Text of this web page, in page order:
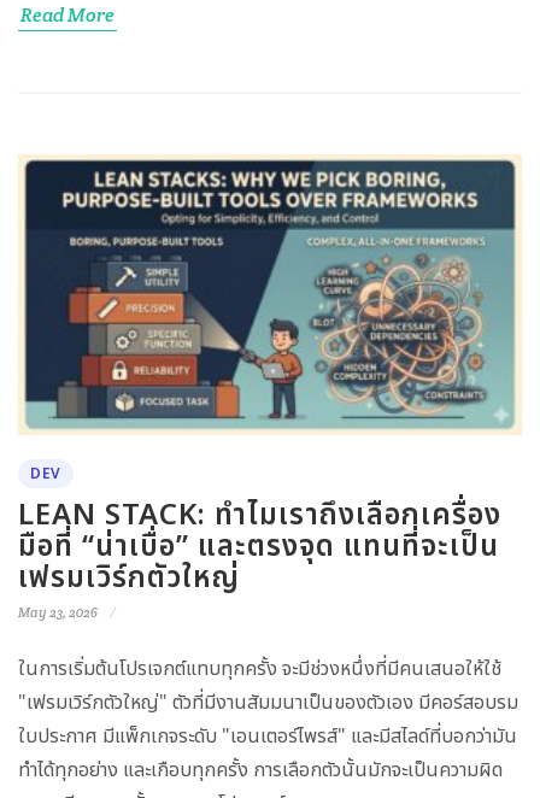
Read More
DEV
LEAN STACK: ทำไมเราถึงเลือกเครื่อง
มือที่ “น่าเบื่อ” และตรงจุด แทนที่จะเป็น
เฟรมเวิร์กตัวใหญ่
May 23, 2026
ในการเริ่มต้นโปรเจกต์แทบทุกครั้ง จะมีช่วงหนึ่งที่มีคนเสนอให้ใช้
"เฟรมเวิร์กตัวใหญ่" ตัวที่มีงานสัมมนาเป็นของตัวเอง มีคอร์สอบรม
ใบประกาศ มีแพ็กเกจระดับ "เอนเตอร์ไพรส์" และมีสไลด์ที่บอกว่ามัน
ทำได้ทุกอย่าง และเกือบทุกครั้ง การเลือกตัวนั้นมักจะเป็นความผิด